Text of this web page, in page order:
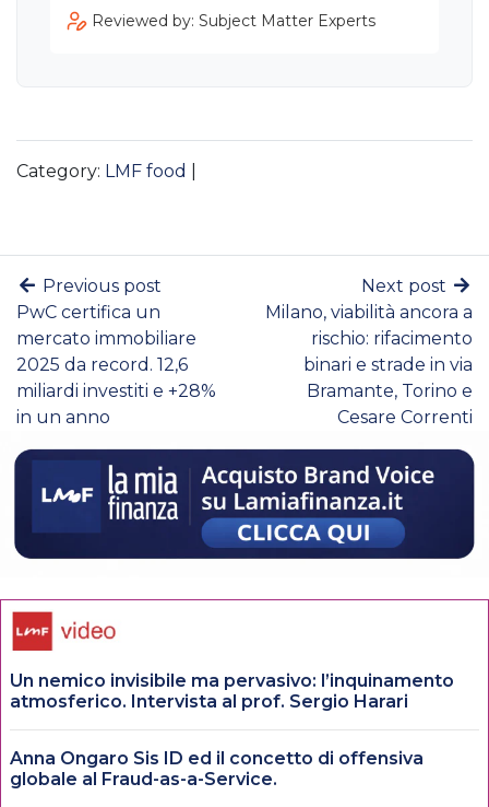
Reviewed by: Subject Matter Experts
Category: LMF food
Previous post
PwC certifica un
mercato immobiliare
2025 da record. 12,6
miliardi investiti e +28%
in un anno
Next post
Milano, viabilità ancora a
rischio: rifacimento
binari e strade in via
Bramante, Torino e
Cesare Correnti
Un nemico invisibile ma pervasivo: l’inquinamento
atmosferico. Intervista al prof. Sergio Harari
Anna Ongaro Sis ID ed il concetto di offensiva
globale al Fraud-as-a-Service.